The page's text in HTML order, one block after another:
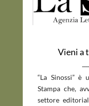
Vieni a
“La Sinossi” è
Stampa che,
settore